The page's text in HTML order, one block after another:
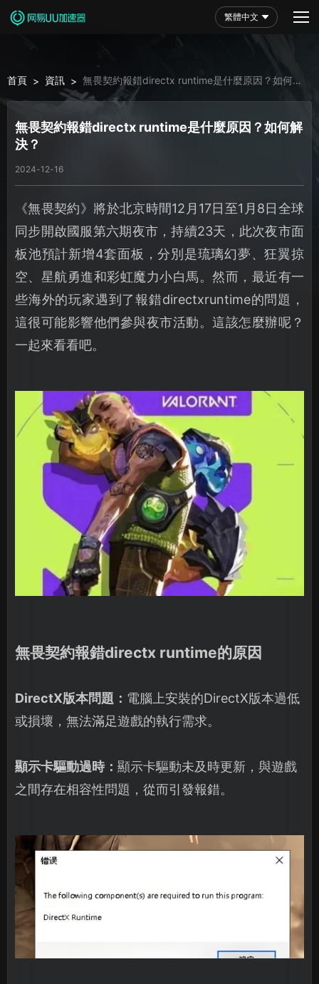
繁體中文
首頁 > 資訊 > 無畏契約報錯directx runtime是什麼原因？如何解
決？
無畏契約報錯directx runtime是什麼原因？如何解
決？
2024-12-16
《無畏契約》將於北京時間12月17日至1月8日全球
同步開啟國服第六期夜市，持續23天，此次夜市面
板池預計新增4套面板，分別是琉璃幻夢、狂翼掠
空、星航勇進和彩虹魔力小白馬。然而，最近有一
些海外的玩家遇到了報錯directxruntime的問題，
這很可能影響他們參與夜市活動。這該怎麼辦呢？
一起來看看吧。
無畏契約報錯directx runtime的原因
DirectX版本問題： 電腦上安裝的DirectX版本過低
或損壞，無法滿足遊戲的執行需求。
顯示卡驅動過時： 顯示卡驅動未及時更新，與遊戲
之間存在相容性問題，從而引發報錯。